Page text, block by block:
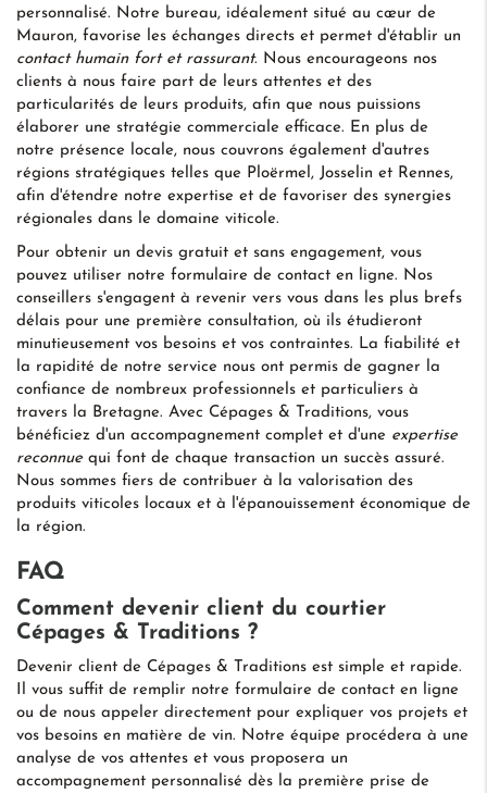
personnalisé. Notre bureau, idéalement situé au cœur de
Mauron, favorise les échanges directs et permet d'établir un
contact humain fort et rassurant. Nous encourageons nos
clients à nous faire part de leurs attentes et des
particularités de leurs produits, afin que nous puissions
élaborer une stratégie commerciale efficace. En plus de
notre présence locale, nous couvrons également d'autres
régions stratégiques telles que Ploërmel, Josselin et Rennes,
afin d'étendre notre expertise et de favoriser des synergies
régionales dans le domaine viticole.
Pour obtenir un devis gratuit et sans engagement, vous
pouvez utiliser notre formulaire de contact en ligne. Nos
conseillers s'engagent à revenir vers vous dans les plus brefs
délais pour une première consultation, où ils étudieront
minutieusement vos besoins et vos contraintes. La fiabilité et
la rapidité de notre service nous ont permis de gagner la
confiance de nombreux professionnels et particuliers à
travers la Bretagne. Avec Cépages & Traditions, vous
bénéficiez d'un accompagnement complet et d'une expertise
reconnuequi font de chaque transaction un succès assuré.
Nous sommes fiers de contribuer à la valorisation des
produits viticoles locaux et à l'épanouissement économique de
la région.
FAQ
Comment devenir client du courtier
Cépages & Traditions ?
Devenir client de Cépages & Traditions est simple et rapide.
Il vous suffit de remplir notre formulaire de contact en ligne
ou de nous appeler directement pour expliquer vos projets et
vos besoins en matière de vin. Notre équipe procédera à une
analyse de vos attentes et vous proposera un
accompagnement personnalisé dès la première prise de